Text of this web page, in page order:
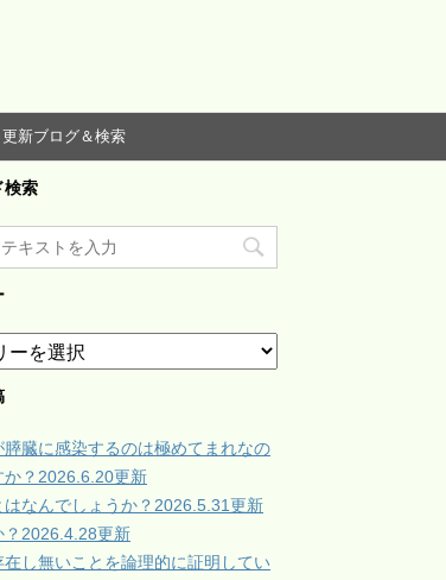
更新ブログ＆検索
検索
膵臓に感染するのは極めてまれなの
か？2026.6.20更新
はなんでしょうか？2026.5.31更新
？2026.4.28更新
在し無いことを論理的に証明してい